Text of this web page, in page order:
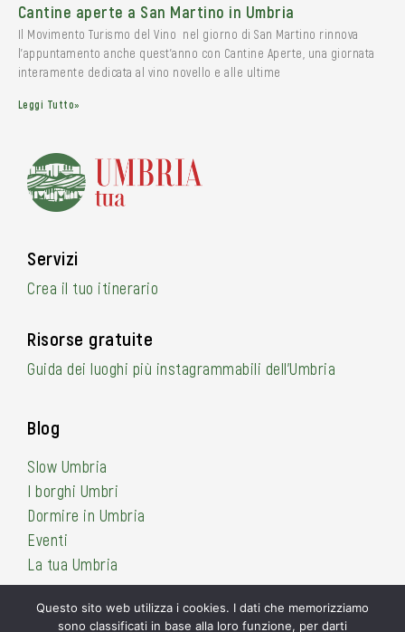
Cantine aperte a San Martino in Umbria
Il Movimento Turismo del Vino nel giorno di San Martino rinnova
l’appuntamento anche quest’anno con Cantine Aperte, una giornata
interamente dedicata al vino novello e alle ultime
Leggi Tutto»
Servizi
Crea il tuo itinerario
Risorse gratuite
Guida dei luoghi più instagrammabili dell’Umbria
Blog
Slow Umbria
I borghi Umbri
Dormire in Umbria
Eventi
La tua Umbria
Questo sito web utilizza i cookies. I dati che memorizziamo
sono classificati in base alla loro funzione, per darti